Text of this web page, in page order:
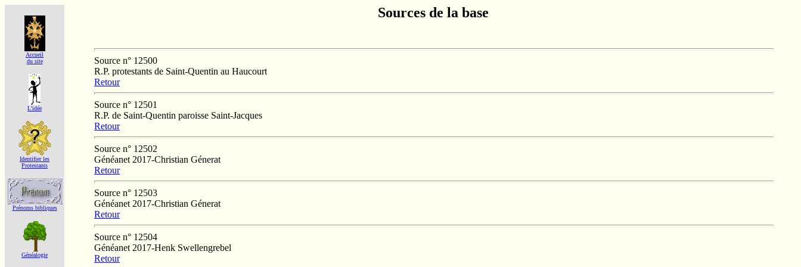
Accueil
du site
L'idée
Identifier les
Protestants
Prénoms bibliques
Généalogie
Sources de la base
Source n° 12500
R.P. protestants de Saint-Quentin au Haucourt
Retour
Source n° 12501
R.P. de Saint-Quentin paroisse Saint-Jacques
Retour
Source n° 12502
Généanet 2017-Christian Génerat
Retour
Source n° 12503
Généanet 2017-Christian Génerat
Retour
Source n° 12504
Généanet 2017-Henk Swellengrebel
Retour